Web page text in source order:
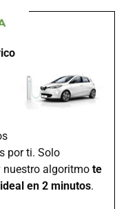
por ti. Solo
nuestro algoritmo te
en 2 minutos.